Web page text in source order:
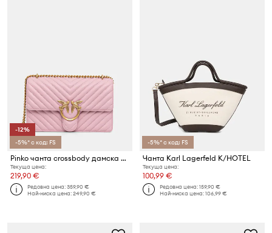
-12%
-5%* с код: FS
Pinko чанта crossbody дамска от кожа
Текуща цена:
219,90 €
Редовна цена:359,90 €
Най-ниска цена:249,90 €
-5%* с код: FS
Чанта Karl Lagerfeld K/HOTEL
Текуща цена:
100,99 €
Редовна цена:159,90 €
Най-ниска цена:106,99 €